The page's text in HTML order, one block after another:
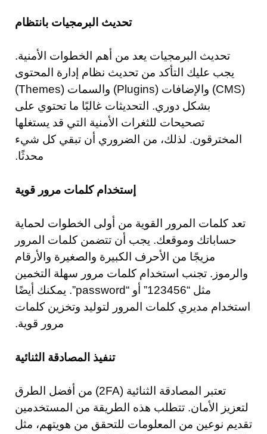
تحديث البرمجيات بانتظام
تحديث البرمجيات يعد من أهم الخطوات الأمنية.
يجب عليك التأكد من تحديث نظام إدارة المحتوى
(CMS) والإضافات (Plugins) والسمات (Themes)
بشكل دوري. التحديثات غالبًا ما تحتوي على
تصحيحات للثغرات الأمنية التي قد يستغلها
المخترقون. لذلك، من الضروري أن تبقي كل شيء
محدثًا.
إستخدام كلمات مرور قوية
تعد كلمات المرور القوية من أولى الخطوات لحماية
حساباتك وموقعك. يجب أن تتضمن كلمات المرور
مزيجًا من الأحرف الكبيرة والصغيرة والأرقام
والرموز. تجنب استخدام كلمات مرور سهلة التخمين
مثل “123456” أو “password”. يمكنك أيضًا
استخدام مديري كلمات المرور لتوليد وتخزين كلمات
مرور قوية.
تنفيذ المصادقة الثنائية
تعتبر المصادقة الثنائية (2FA) من أفضل الطرق
لتعزيز الأمان. تتطلب هذه الطريقة من المستخدمين
تقديم نوعين من المعلومات للتحقق من هويتهم، مثل